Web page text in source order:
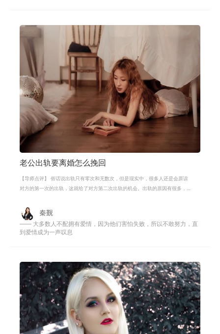
老公出轨要离婚怎么挽回
【导师点评】 俗话说出轨只有零次和无数次，但是现实中，很多人还是会原谅
对方的第一次的出轨，这就给了对方第二次出轨的机会。出轨的原因有很多，
秦觐
—— 大多数人不配拥有爱情，因为他们害怕失败，所以不敢努力，直
到爱情成为一声叹息